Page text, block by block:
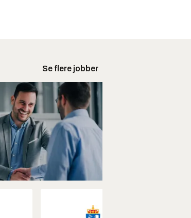
Se flere jobber